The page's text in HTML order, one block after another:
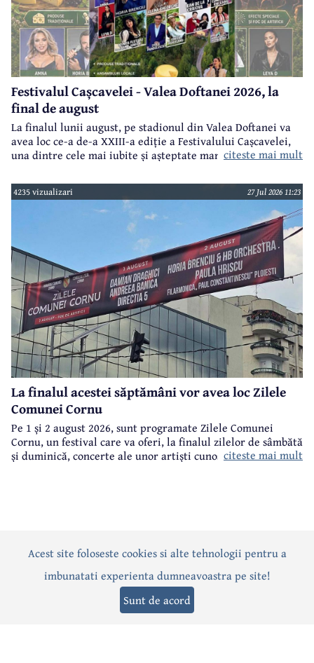
Festivalul Cașcavelei - Valea Doftanei 2026, la
final de august
La finalul lunii august, pe stadionul din Valea Doftanei va
avea loc ce-a de-a XXIII-a ediție a Festivalului Cașcavelei,
una dintre cele mai iubite și așteptate manifestări de acest
citeste mai mult
4235 vizualizari 27 Jul 2026 11:23
La finalul acestei săptămâni vor avea loc Zilele
Comunei Cornu
Pe 1 și 2 august 2026, sunt programate Zilele Comunei
Cornu, un festival care va oferi, la finalul zilelor de sâmbătă
și duminică, concerte ale unor artiști cunoscuți.citeste mai mult
ActualitatePoliticăSocialEvenimentInterviuri
Editorial Sport Anunțuri
Acest site foloseste cookies si alte tehnologii pentru a
imbunatati experienta dumneavoastra pe site!
Sunt de acord